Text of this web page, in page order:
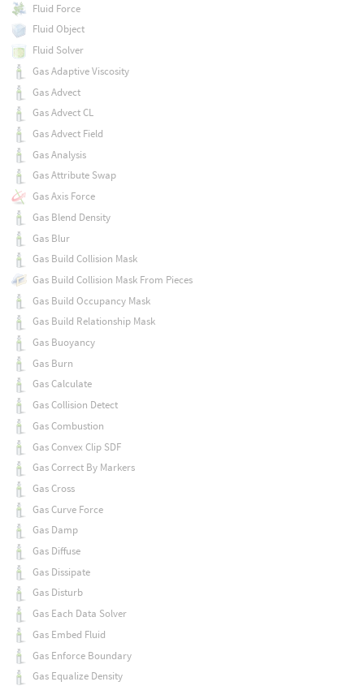
Fluid Force
Fluid Object
Fluid Solver
Gas Adaptive Viscosity
Gas Advect
Gas Advect CL
Gas Advect Field
Gas Analysis
Gas Attribute Swap
Gas Axis Force
Gas Blend Density
Gas Blur
Gas Build Collision Mask
Gas Build Collision Mask From Pieces
Gas Build Occupancy Mask
Gas Build Relationship Mask
Gas Buoyancy
Gas Burn
Gas Calculate
Gas Collision Detect
Gas Combustion
Gas Convex Clip SDF
Gas Correct By Markers
Gas Cross
Gas Curve Force
Gas Damp
Gas Diffuse
Gas Dissipate
Gas Disturb
Gas Each Data Solver
Gas Embed Fluid
Gas Enforce Boundary
Gas Equalize Density